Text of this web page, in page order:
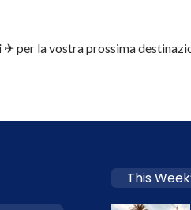
✈ per la vostra prossima
This